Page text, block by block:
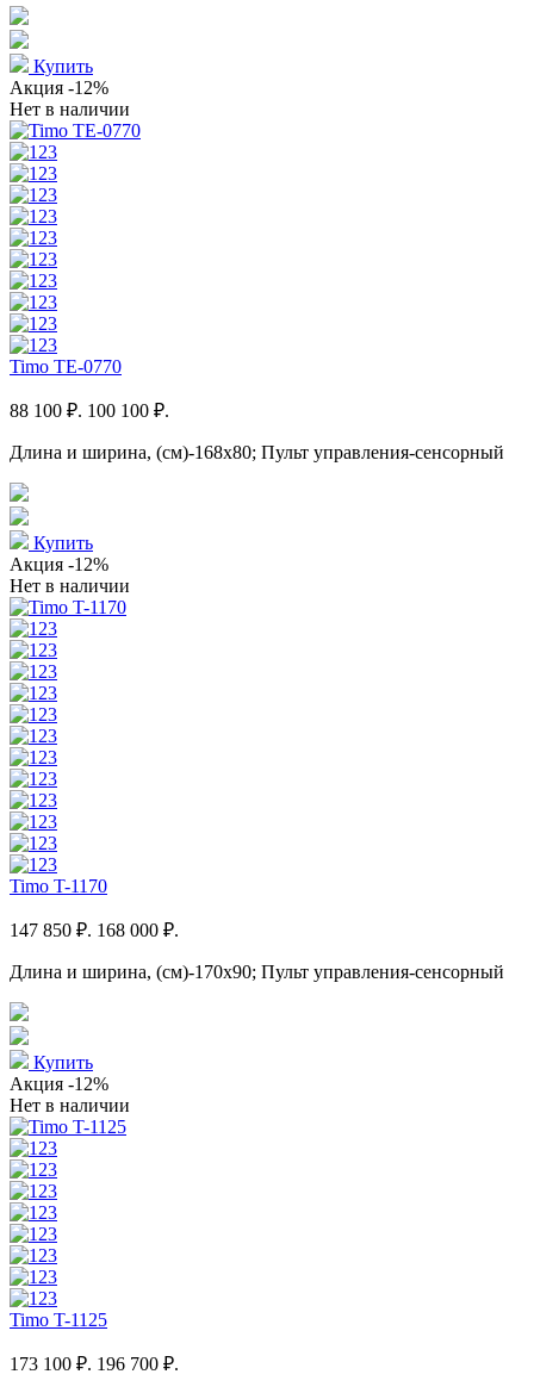
Купить
Акция -12%
Нет в наличии
Timo TE-0770
88 100 ₽. 100 100 ₽.
Длина и ширина, (см)-168x80; Пульт управления-сенсорный
Купить
Акция -12%
Нет в наличии
Timo T-1170
147 850 ₽. 168 000 ₽.
Длина и ширина, (см)-170x90; Пульт управления-сенсорный
Купить
Акция -12%
Нет в наличии
Timo T-1125
173 100 ₽. 196 700 ₽.